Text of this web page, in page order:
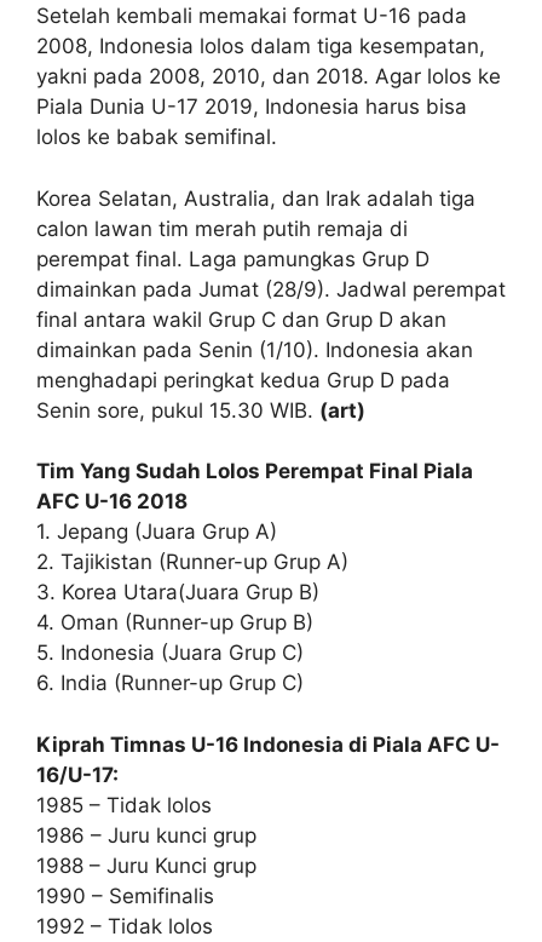
Setelah kembali memakai format U-16 pada
2008, Indonesia lolos dalam tiga kesempatan,
yakni pada 2008, 2010, dan 2018. Agar lolos ke
Piala Dunia U-17 2019, Indonesia harus bisa
lolos ke babak semifinal.
Korea Selatan, Australia, dan Irak adalah tiga
calon lawan tim merah putih remaja di
perempat final. Laga pamungkas Grup D
dimainkan pada Jumat (28/9). Jadwal perempat
final antara wakil Grup C dan Grup D akan
dimainkan pada Senin (1/10). Indonesia akan
menghadapi peringkat kedua Grup D pada
Senin sore, pukul 15.30 WIB. (art)
Tim Yang Sudah Lolos Perempat Final Piala
AFC U-16 2018
1. Jepang (Juara Grup A)
2. Tajikistan (Runner-up Grup A)
3. Korea Utara(Juara Grup B)
4. Oman (Runner-up Grup B)
5. Indonesia (Juara Grup C)
6. India (Runner-up Grup C)
Kiprah Timnas U-16 Indonesia di Piala AFC U-
16/U-17:
1985 – Tidak lolos
1986 – Juru kunci grup
1988 – Juru Kunci grup
1990 – Semifinalis
1992 – Tidak lolos